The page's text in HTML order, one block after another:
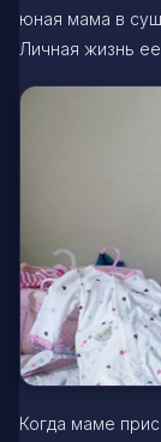
юная мама в
Личная жизнь
Когда маме